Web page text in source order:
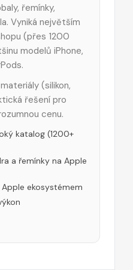
řemínky,
Vyniká největším
(přes 1200
modelů iPhone,
(silikon,
řešení pro
cenu.
katalog (1200+
a řemínky na Apple
ekosystémem